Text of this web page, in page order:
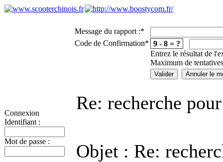
Connexion
Identifiant :
Mot de passe :
Message du rapport :*
Code de Confirmation* 9 - 8 = ?
Entrez le résultat de
Maximum de
Re: recherche
Objet : Re: